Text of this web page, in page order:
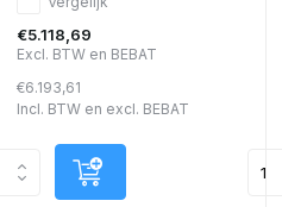
€5.118,69
Excl. BTW en BEBAT
€6.193,61
Incl. BTW en excl. BEBAT